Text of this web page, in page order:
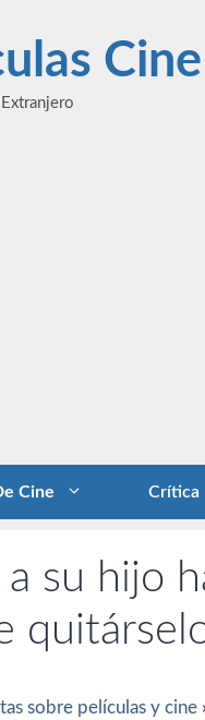
Cine Crítica
su hijo
sobre películas y cine ›